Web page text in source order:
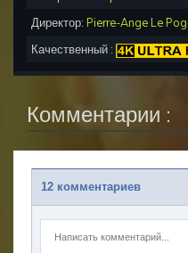
Директор: Pierre-Ange Le
Качественный :
Комментарии :
12 комментариев